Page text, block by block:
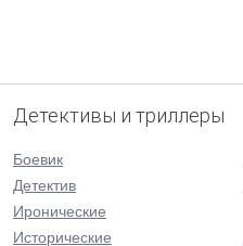
Детективы и триллеры
Боевик
Детектив
Иронические
Исторические